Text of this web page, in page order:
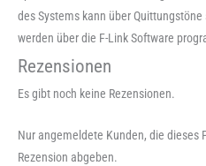
des Systems kann über
werden über die F-Link Software
Rezensionen
Es gibt noch keine Rezensionen.
Nur angemeldete Kunden, die dieses
Rezension abgeben.